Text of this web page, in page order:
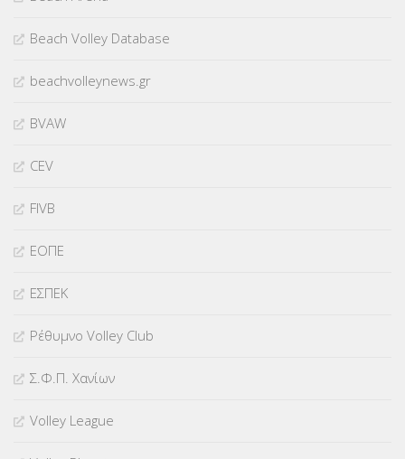
Beach Volley Database
beachvolleynews.gr
BVAW
CEV
FIVB
ΕΟΠΕ
ΕΣΠΕΚ
Ρέθυμνο Volley Club
Σ.Φ.Π. Χανίων
Volley League